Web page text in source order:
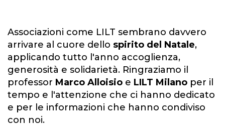
Associazioni come LILT sembrano davvero
arrivare al cuore dello spirito del Natale,
applicando tutto l'anno accoglienza,
generosità e solidarietà. Ringraziamo il
professor Marco Alloisio e LILT Milano per il
tempo e l'attenzione che ci hanno dedicato
e per le informazioni che hanno condiviso
con noi.